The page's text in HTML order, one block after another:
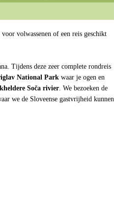
voor volwassenen of een reis geschikt
Tijdens deze zeer complete rondreis
National Park waar je ogen en
Soča rivier . We bezoeken de
we de Sloveense gastvrijheid kunnen